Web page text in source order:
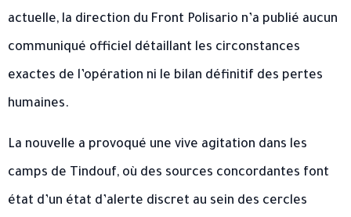
actuelle, la direction du Front Polisario n’a publié aucun
communiqué officiel détaillant les circonstances
exactes de l’opération ni le bilan définitif des pertes
humaines.
La nouvelle a provoqué une vive agitation dans les
camps de Tindouf, où des sources concordantes font
état d’un état d’alerte discret au sein des cercles